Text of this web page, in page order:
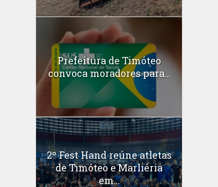
Prefeitura de Timóteo
convoca moradores para...
2º Fest Hand reúne atletas
de Timóteo e Marliéria
em...